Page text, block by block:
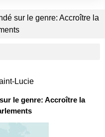
sur le genre: Accroître la
Lucie
le genre: Accroître la